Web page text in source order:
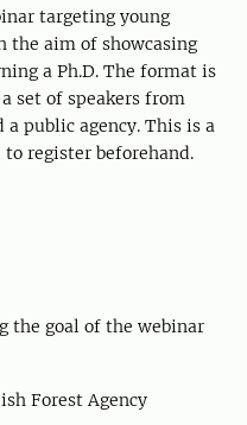
targeting young
the aim of showcasing
a Ph.D. The format is
set of speakers from
public agency. This is a
register beforehand.
the goal of the webinar
Forest Agency